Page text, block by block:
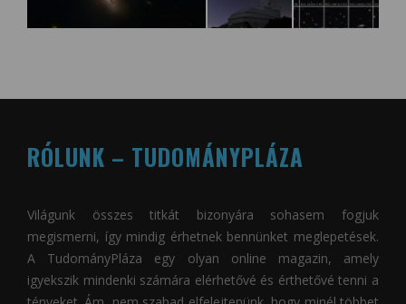
RÓLUNK – TUDOMÁNYPLÁZA
Világunk összes titkát bizonyára sohasem fogjuk
megismerni, így mindig érhetnek bennünket meglepetések.
A TudományPláza egy olyan online magazin, amely
igyekszik mindenki számára elérhetővé és érthetővé tenni a